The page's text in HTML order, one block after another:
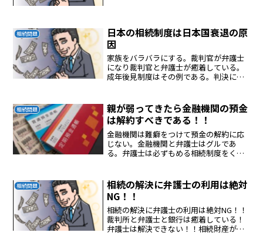
な時間と労力を費やして家...
相続問題
日本の相続制度は日本国衰退の原
因
家族をバラバラにする。裁判官が弁護士
になり裁判官と弁護士が癒着している。
成年後見制度はその例である。判決にも
相続問題
親が弱ってきたら金融機関の預金
は解約すべきである！！
金融機関は難癖をつけて預金の解約に応
じない。金融機関と弁護士はグルであ
る。弁護士は必ずもめる相続制度をくい
に美味しい商売になっている。悪制度、
日本の相続制度が日本をダメな...
相続問題
相続の解決に弁護士の利用は絶対
NG！！
相続の解決に弁護士の利用は絶対NG！！
裁判所と弁護士と銀行は癒着している！
弁護士は解決できない！！相続財産が弁